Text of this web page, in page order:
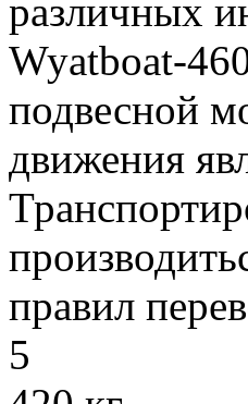
различных
Wyatboat-
подвесной
движения
правил
5